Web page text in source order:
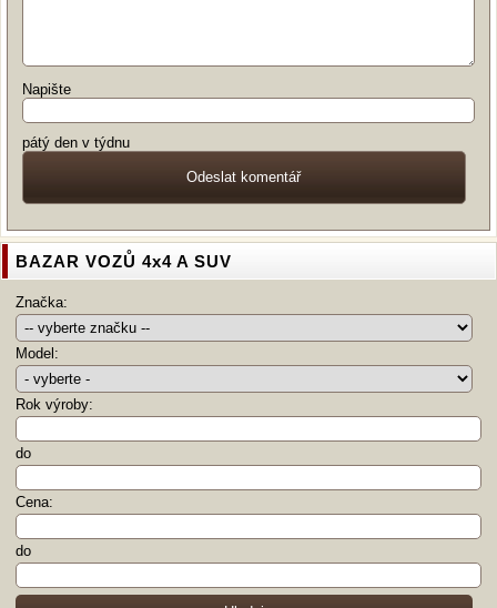
Napište
pátý den v týdnu
BAZAR VOZŮ 4x4 A SUV
Značka:
Model:
Rok výroby:
do
Cena:
do